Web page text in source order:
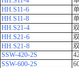
HH.S11-6
HH.S11-8
HH.S21-4
HH.S21-6
HH.S21-8
SSW-420-2S
SSW-600-2S